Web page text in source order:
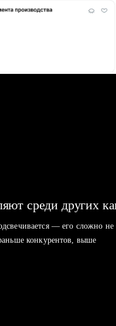
среди других
— его сложно не
конкурентов, выше